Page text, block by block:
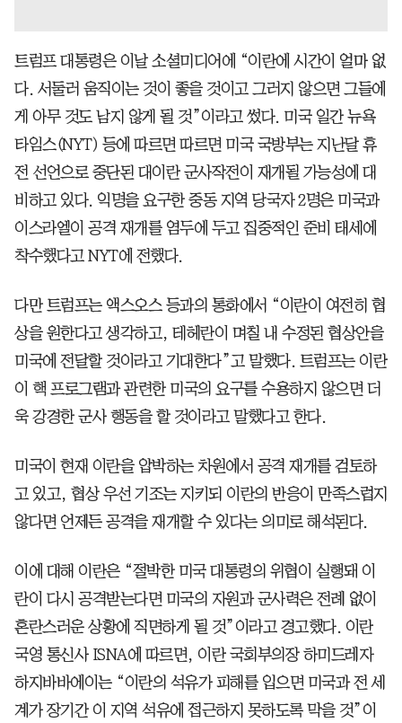
트럼프 대통령은 이날 소셜미디어에 “이란에 시간이 얼마 없
다. 서둘러 움직이는 것이 좋을 것이고 그러지 않으면 그들에
게 아무 것도 남지 않게 될 것”이라고 썼다. 미국 일간 뉴욕
타임스(NYT) 등에 따르면 따르면 미국 국방부는 지난달 휴
전 선언으로 중단된 대이란 군사작전이 재개될 가능성에 대
비하고 있다. 익명을 요구한 중동 지역 당국자 2명은 미국과
이스라엘이 공격 재개를 염두에 두고 집중적인 준비 태세에
착수했다고 NYT에 전했다.
다만 트럼프는 액스오스 등과의 통화에서 “이란이 여전히 협
상을 원한다고 생각하고, 테헤란이 며칠 내 수정된 협상안을
미국에 전달할 것이라고 기대한다”고 말했다. 트럼프는 이란
이 핵 프로그램과 관련한 미국의 요구를 수용하지 않으면 더
욱 강경한 군사 행동을 할 것이라고 말했다고 한다.
미국이 현재 이란을 압박하는 차원에서 공격 재개를 검토하
고 있고, 협상 우선 기조는 지키되 이란의 반응이 만족스럽지
않다면 언제든 공격을 재개할 수 있다는 의미로 해석된다.
이에 대해 이란은 “절박한 미국 대통령의 위협이 실행돼 이
란이 다시 공격받는다면 미국의 자원과 군사력은 전례 없이
혼란스러운 상황에 직면하게 될 것”이라고 경고했다. 이란
국영 통신사 ISNA에 따르면, 이란 국회부의장 하미드레자
하지바바에이는 “이란의 석유가 피해를 입으면 미국과 전 세
계가 장기간 이 지역 석유에 접근하지 못하도록 막을 것”이